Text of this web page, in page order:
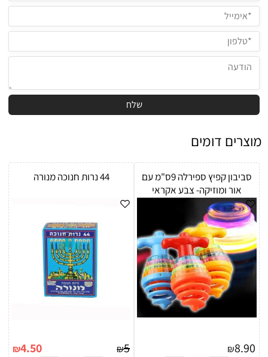
מוצרים דומים
סביבון קפיץ ספירלה 9ס"מ עם
אור ומוזיקה- צבע אקראי
₪8.90
44 נרות חנוכה מנורה
₪5
₪4.50